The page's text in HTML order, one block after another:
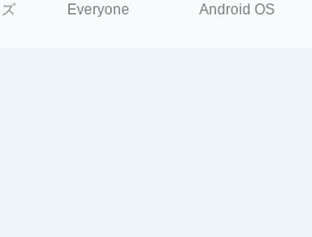
Everyone Android OS